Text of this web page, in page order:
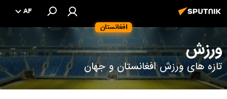
افغانستان
AF
ورزش
تازه های ورزش افغانستان و جهان